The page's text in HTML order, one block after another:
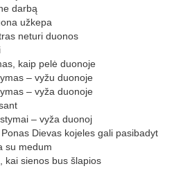
darbą
užkepa
neturi duonos
kaip pelė duonoje
– vyžu duonoje
– vyža duonoje
– vyža duonoj
Dievas kojeles gali pasibadyt
su medum
kai sienos bus šlapios